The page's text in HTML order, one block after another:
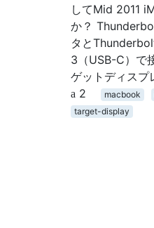
してMid 2011
か？
タと
3（USB-C）で
ゲットディスプ
2
macbook
target-display